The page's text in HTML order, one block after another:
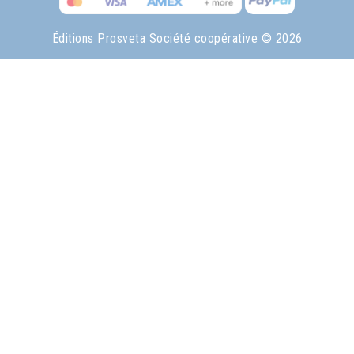
Éditions Prosveta Société coopérative © 2026